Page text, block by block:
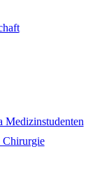
Medizinstudenten
Chirurgie